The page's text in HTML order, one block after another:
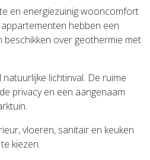
en energiezuinig wooncomfort
hebben een
beschikken over geothermie met
natuurlijke lichtinval. De ruime
privacy en een aangenaam
vloeren, sanitair en keuken
kiezen.